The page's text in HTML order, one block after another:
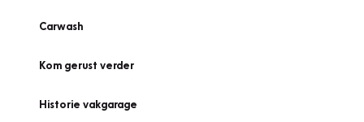
Carwash
Kom gerust verder
Historie vakgarage